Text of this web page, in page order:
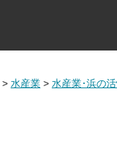
> 水産業 > 水産業･浜の